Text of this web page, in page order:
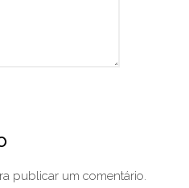
publicar um comentário.